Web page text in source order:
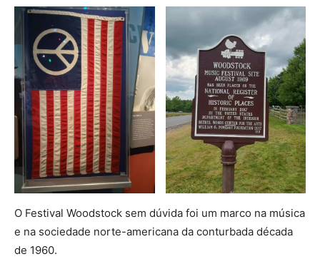
O Festival Woodstock sem dúvida foi um marco na música
e na sociedade norte-americana da conturbada década
de 1960.